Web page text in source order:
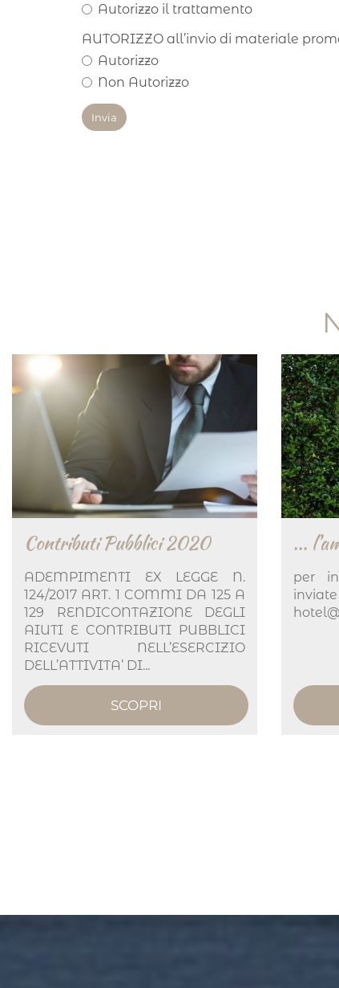
Autorizzo il trattamento
AUTORIZZO all’invio di materiale
Autorizzo
Non Autorizzo
Invia
Contributi Pubblici 2020
ADEMPIMENTI EX LEGGE N.
124/2017 ART. 1 COMMI DA 125 A
129 RENDICONTAZIONE DEGLI
AIUTI E CONTRIBUTI PUBBLICI
RICEVUTI NELL’ESERCIZIO
DELL’ATTIVITA’ DI...
SCOPRI
...
per